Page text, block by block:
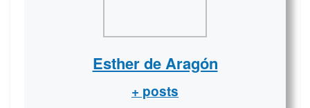
Esther de Aragón
+ posts